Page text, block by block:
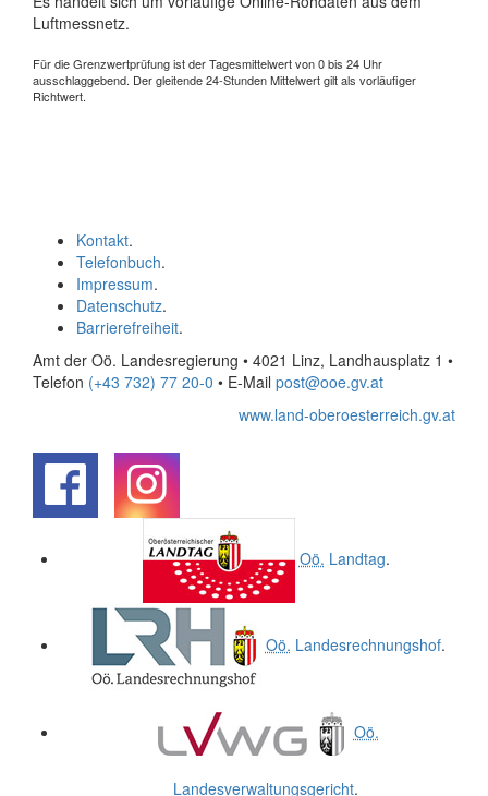
Luftmessnetz.
Für die Grenzwertprüfung ist der Tagesmittelwert von 0 bis 24 Uhr
ausschlaggebend. Der gleitende 24-Stunden Mittelwert gilt als vorläufiger
Richtwert.
Kontakt.
Telefonbuch.
Impressum.
Datenschutz.
Barrierefreiheit.
Amt der Oö. Landesregierung • 4021 Linz, Landhausplatz 1 •
Telefon (+43 732) 77 20-0 • E-Mail post@ooe.gv.at
www.land-oberoesterreich.gv.at
Oö. Landtag.
Oö. Landesrechnungshof.
Oö.
Landesverwaltungsgericht.